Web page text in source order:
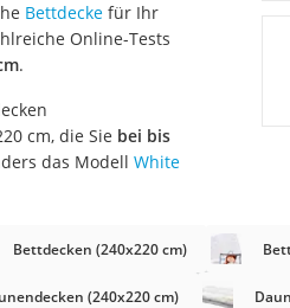
4
Bettdeckefür Ihr
Online-Tests
.
cm, die Sie bei bis
das Modell White
Bettdecken (240x220 cm)
(240x220 cm)